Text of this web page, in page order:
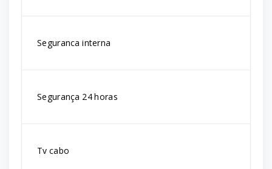
Seguranca interna
Segurança 24 horas
Tv cabo